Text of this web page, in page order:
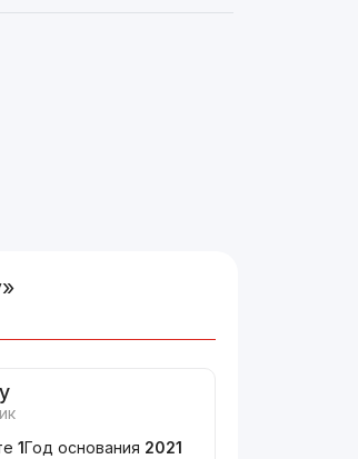
1Год основания 2021